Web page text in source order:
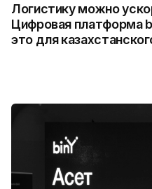
Логистику можно
Цифровая платформа
это для